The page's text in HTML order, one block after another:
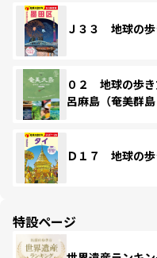
Ｊ３３ 地球の
０２ 地球の歩
呂麻島（奄美群
Ｄ１７ 地球の
特設ページ